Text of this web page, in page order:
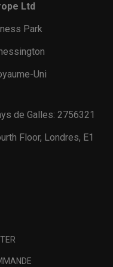
Ltd
Park
Uni
de Galles: 2756321
Floor, Londres, E1